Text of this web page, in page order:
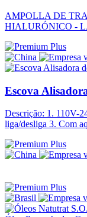
AMPOLLA DE
HIALURÓNICO -
Escova
Descrição: 1. 110V-
liga/desliga 3. Com